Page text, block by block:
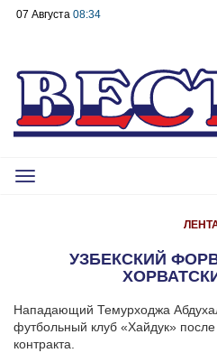
07 Августа 08:34
Toggle
УЗБЕКСКИЙ
Нападающий Темурходжа
футбольный клуб «Хайдук» после
контракта.